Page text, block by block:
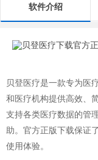
软件介绍
贝登医疗是一款专为医
和医疗机构提供高效、
支持各类医疗数据的管
助。官方正版下载保证
使用体验。